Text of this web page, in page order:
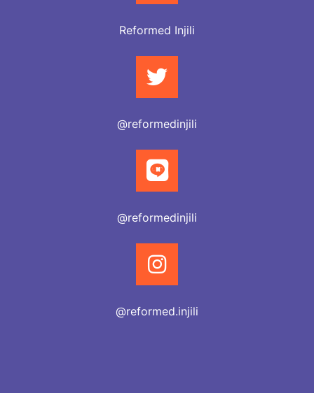
Reformed Injili
@reformedinjili
@reformedinjili
@reformed.injili